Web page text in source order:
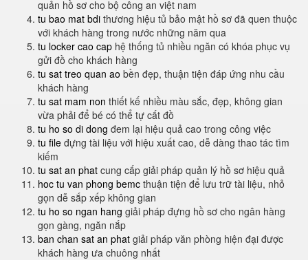
quản hồ sơ cho bộ công an việt nam
tu bao mat bdi thương hiệu tủ bảo mật hồ sơ đã quen thuộc
với khách hàng trong nước những năm qua
tu locker cao cap hệ thống tủ nhiều ngăn có khóa phục vụ
gửi đồ cho khách hàng
tu sat treo quan ao bền đẹp, thuận tiện đáp ứng nhu cầu
khách hàng
tu sat mam non thiết kế nhiều màu sắc, đẹp, không gian
vừa phải để bé có thể tự cất đồ
tu ho so di dong đem lại hiệu quả cao trong công việc
tu file đựng tài liệu với hiệu xuất cao, dễ dàng thao tác tìm
kiếm
tu sat an phat cung cấp giải pháp quản lý hồ sơ hiệu quả
hoc tu van phong bemc thuận tiện để lưu trữ tài liệu, nhỏ
gọn dễ sắp xếp không gian
tu ho so ngan hang giải pháp đựng hồ sơ cho ngân hàng
gọn gàng, ngăn nắp
ban chan sat an phat giải pháp văn phòng hiện đại được
khách hàng ưa chuông nhất